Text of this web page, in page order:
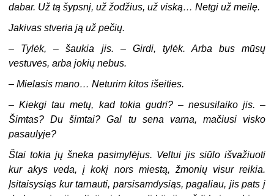
dabar. Už tą šypsnį, už žodžius, už viską… Netgi už meilę.
Jakivas stveria ją už pečių.
– Tylėk, – šaukia jis. – Girdi, tylėk. Arba bus mūsų
vestuvės, arba jokių nebus.
–Mielasis mano… Neturim kitos išeities.
–Kiekgi tau metų, kad tokia gudri? – nesusilaiko jis. –
Šimtas? Du šimtai? Gal tu sena varna, mačiusi visko
pasaulyje?
Štai tokia jų šneka pasimylėjus. Veltui jis siūlo išvažiuoti
kur akys veda, į kokį nors miestą, žmonių visur reikia.
Įsitaisysiąs kur tarnauti, parsisamdysiąs, pagaliau, jis pats į